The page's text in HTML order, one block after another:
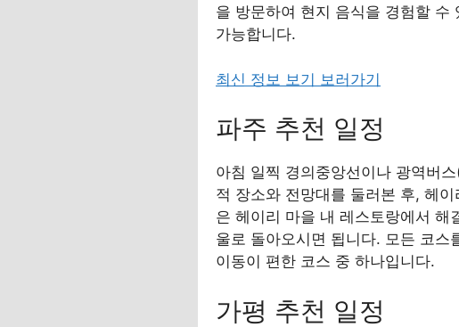
을 방문하여 현지 음식을 경험할 수
가능합니다.
최신 정보 보기 보러가기
파주 추천 일정
아침 일찍 경의중앙선이나 광역버
적 장소와 전망대를 둘러본 후, 헤
은 헤이리 마을 내 레스토랑에서 해
울로 돌아오시면 됩니다. 모든 코스
이동이 편한 코스 중 하나입니다.
가평 추천 일정